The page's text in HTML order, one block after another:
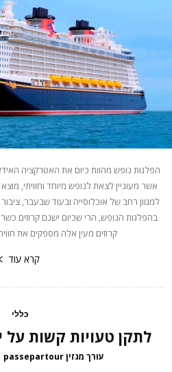
הפלגות נופש מהוות כיום את האטרקציה
אשר מעוניין לצאת לנופש מיוחד וחוויתי, מוצא
למגוון רחב של אוכלוסייה ובעוד שבעבר,
בהפלגות הנופש, הרי שכיום ישנם קרוזים
קרוזים מעין אלה מספקים את
קרא עוד
כללי
לתקן טעויות קשות
עורך מגזין passepartour